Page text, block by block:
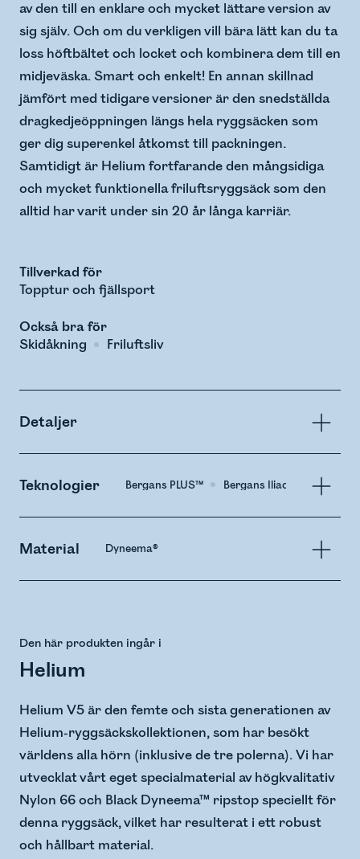
av den till en enklare och mycket lättare version av
sig själv. Och om du verkligen vill bära lätt kan du ta
loss höftbältet och locket och kombinera dem till en
midjeväska. Smart och enkelt! En annan skillnad
jämfört med tidigare versioner är den snedställda
dragkedjeöppningen längs hela ryggsäcken som
ger dig superenkel åtkomst till packningen.
Samtidigt är Helium fortfarande den mångsidiga
och mycket funktionella friluftsryggsäck som den
alltid har varit under sin 20 år långa karriär.
Tillverkad för
Topptur och fjällsport
Också bra för
Skidåkning
Friluftsliv
Detaljer
Teknologier Bergans PLUS™ Bergans Iliac Crest Relief™
Material Dyneema®
Den här produkten ingår i
Helium
Helium V5 är den femte och sista generationen av
Helium-ryggsäckskollektionen, som har besökt
världens alla hörn (inklusive de tre polerna). Vi har
utvecklat vårt eget specialmaterial av högkvalitativ
Nylon 66 och Black Dyneema™ ripstop speciellt för
denna ryggsäck, vilket har resulterat i ett robust
och hållbart material.